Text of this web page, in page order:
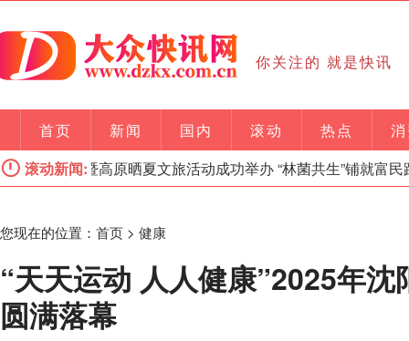
你关注的 就是快讯
首页 新闻 国内 滚动 热点
滚动新闻:
菌丰收季暨高原晒夏文旅活动成功举办 “林菌共生”铺就富民
您现在的位置： 首页 > 健康
“天天运动 人人健康”2025年
圆满落幕